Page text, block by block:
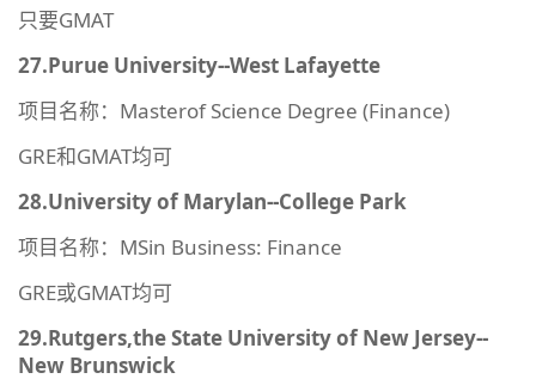
只要GMAT
27.Purue University--West Lafayette
项目名称：Masterof Science Degree (Finance)
GRE和GMAT均可
28.University of Marylan--College Park
项目名称：MSin Business: Finance
GRE或GMAT均可
29.Rutgers,the State University of New Jersey--
New Brunswick